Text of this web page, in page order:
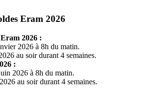
Eram 2026
Eram 2026 :
2026 à 8h du matin.
au soir durant 4 semaines.
:
2026 à 8h du matin.
au soir durant 4 semaines.